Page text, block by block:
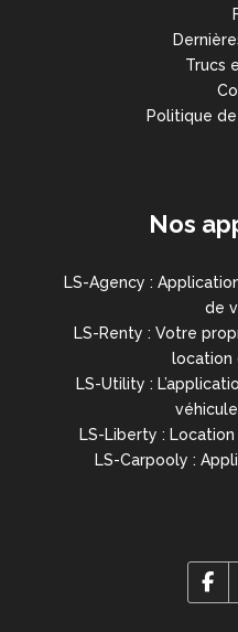
Trucs
Politique
Nos
LS-Agency :
de
LS-Renty : Votre
location
LS-Utility :
LS-Liberty :
LS-Carpooly :